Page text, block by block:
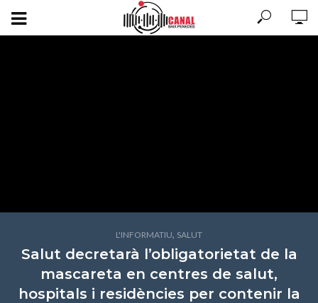
L'INFORMATIU, SALUT
Salut decretarà l’obligatorietat de la
mascareta en centres de salut,
hospitals i residències per contenir la